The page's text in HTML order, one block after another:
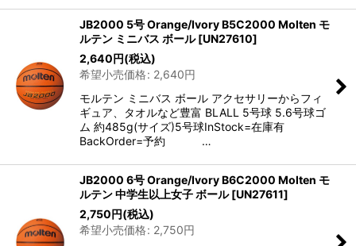
JB2000 5号 Orange/Ivory B5C2000 Molten モ
ルテン ミニバス ボール [UN27610]
2,640円(税込)
希望小売価格: 2,640円
モルテン ミニバス ボール アクセサリーからフィ
ギュア、タオルなど豊富 BLALL 5号球 5.6号球ゴ
ム 約485g(サイズ)5号球InStock=在庫有
BackOrder=予約 …
JB2000 6号 Orange/Ivory B6C2000 Molten モ
ルテン 中学生以上女子 ボール [UN27611]
2,750円(税込)
希望小売価格: 2,750円